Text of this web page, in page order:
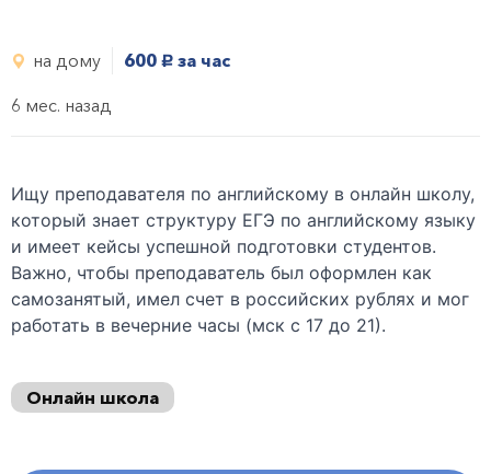
на дому 600 руб. за час
6 мес. назад
Ищу преподавателя по английскому в онлайн школу,
который знает структуру ЕГЭ по английскому языку
и имеет кейсы успешной подготовки студентов.
Важно, чтобы преподаватель был оформлен как
самозанятый, имел счет в российских рублях и мог
работать в вечерние часы (мск с 17 до 21).
Онлайн школа